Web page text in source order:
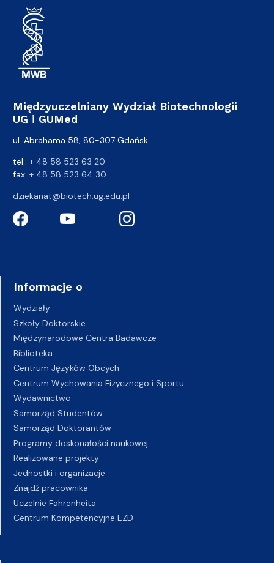
Międzyuczelniany Wydział Biotechnologii
UG i GUMed
ul. Abrahama 58, 80-307 Gdańsk
tel.: + 48 58 523 63 20
fax: + 48 58 523 64 30
dziekanat@biotech.ug.edu.pl
Informacje o
Wydziały
Szkoły Doktorskie
Międzynarodowe Centra Badawcze
Biblioteka
Centrum Języków Obcych
Centrum Wychowania Fizycznego i Sportu
Wydawnictwo
Samorząd Studentów
Samorząd Doktorantów
Programy doskonałości naukowej
Realizowane projekty
Jednostki i organizacje
Znajdź pracownika
Uczelnie Fahrenheita
Centrum Kompetencyjne EZD